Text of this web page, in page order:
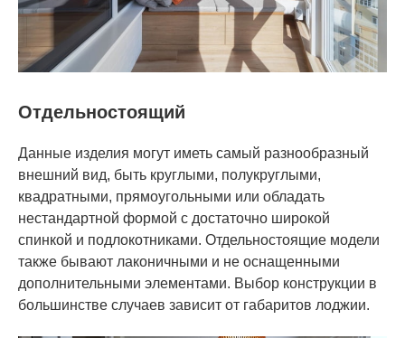
Отдельностоящий
Данные изделия могут иметь самый разнообразный
внешний вид, быть круглыми, полукруглыми,
квадратными, прямоугольными или обладать
нестандартной формой с достаточно широкой
спинкой и подлокотниками. Отдельностоящие модели
также бывают лаконичными и не оснащенными
дополнительными элементами. Выбор конструкции в
большинстве случаев зависит от габаритов лоджии.